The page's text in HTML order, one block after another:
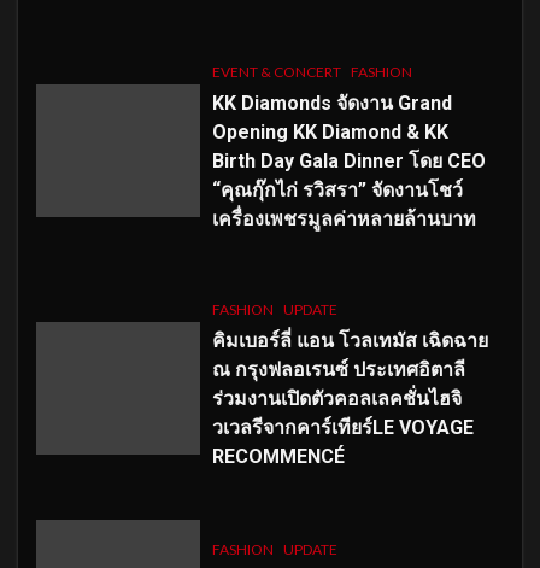
EVENT & CONCERT FASHION
KK Diamonds จัดงาน Grand
Opening KK Diamond & KK
Birth Day Gala Dinner โดย CEO
“คุณกุ๊กไก่ รวิสรา” จัดงานโชว์
เครื่องเพชรมูลค่าหลายล้านบาท
FASHION UPDATE
คิมเบอร์ลี่ แอน โวลเทมัส เฉิดฉาย
ณ กรุงฟลอเรนซ์ ประเทศอิตาลี
ร่วมงานเปิดตัวคอลเลคชั่นไฮจิ
วเวลรีจากคาร์เทียร์LE VOYAGE
RECOMMENCÉ
FASHION UPDATE